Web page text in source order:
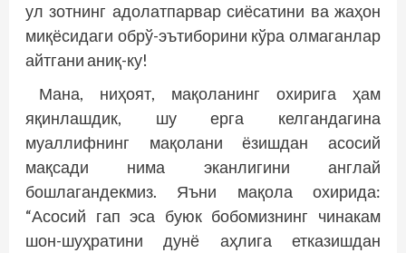
ул зотнинг адолатпарвар сиёсатини ва жаҳон
миқёсидаги обрў-эътиборини кўра олмаганлар
айтгани аниқ-ку!
Мана, ниҳоят, мақоланинг охирига ҳам
яқинлашдик, шу ерга келгандагина
муаллифнинг мақолани ёзишдан асосий
мақсади нима эканлигини англай
бошлагандекмиз. Яъни мақола охирида:
“Асосий гап эса буюк бобомизнинг чинакам
шон-шуҳратини дунё аҳлига етказишдан